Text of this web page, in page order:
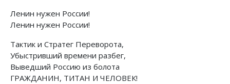
Ленин нужен России!
Ленин нужен России!
Тактик и Стратег Переворота,
Убыстривший времени разбег,
Выведший Россию из болота
ГРАЖДАНИН, ТИТАН И ЧЕЛОВЕК!